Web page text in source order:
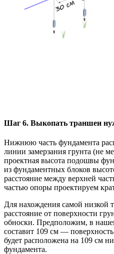
Шаг 6. Выкопать траншеи
Нижнюю часть фундамента
линии замерзания грунта (не
проектная высота подошвы
из фундаментных блоков
расстояние между верхней
частью опоры проектируем
Для нахождения самой низкой
расстояние от поверхности
обноски. Предположим, в
составит 109 см —
будет расположена на 109 см
фундамента.